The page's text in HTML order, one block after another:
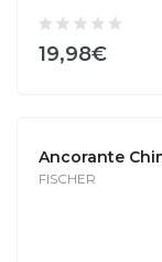
19,98€
Ancorante
FISCHER